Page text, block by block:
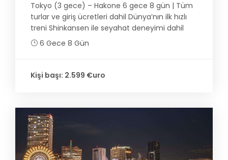
Tokyo (3 gece) – Hakone 6 gece 8 gün | Tüm
turlar ve giriş ücretleri dahil Dünya’nın ilk hızlı
treni Shinkansen ile seyahat deneyimi dahil
6 Gece 8 Gün
Kişi başı: 2.599 €uro